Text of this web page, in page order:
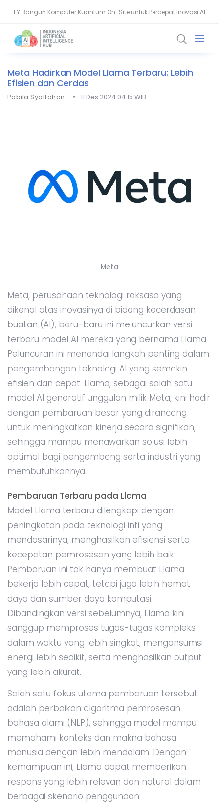
EY Bangun Komputer Kuantum On-Site untuk Percepat Inovasi AI
Aiven Dorong Sovereign AI untuk Perkuat Layanan Kesehatan RI
Meta Hadirkan Model Llama Terbaru: Lebih
Efisien dan Cerdas
Pabila Syaftahan • 11 Des 2024 04.15 WIB
Meta
Meta, perusahaan teknologi raksasa yang
dikenal atas inovasinya di bidang kecerdasan
buatan (AI), baru-baru ini meluncurkan versi
terbaru model AI mereka yang bernama Llama.
Peluncuran ini menandai langkah penting dalam
pengembangan teknologi AI yang semakin
efisien dan cepat. Llama, sebagai salah satu
model AI generatif unggulan milik Meta, kini hadir
dengan pembaruan besar yang dirancang
untuk meningkatkan kinerja secara signifikan,
sehingga mampu menawarkan solusi lebih
optimal bagi pengembang serta industri yang
membutuhkannya.
Pembaruan Terbaru pada Llama
Model Llama terbaru dilengkapi dengan
peningkatan pada teknologi inti yang
mendasarinya, menghasilkan efisiensi serta
kecepatan pemrosesan yang lebih baik.
Pembaruan ini tak hanya membuat Llama
bekerja lebih cepat, tetapi juga lebih hemat
daya dan sumber daya komputasi.
Dibandingkan versi sebelumnya, Llama kini
sanggup memproses tugas-tugas kompleks
dalam waktu yang lebih singkat, mengonsumsi
energi lebih sedikit, serta menghasilkan output
yang lebih akurat.
Salah satu fokus utama pembaruan tersebut
adalah perbaikan algoritma pemrosesan
bahasa alami (NLP), sehingga model mampu
memahami konteks dan makna bahasa
manusia dengan lebih mendalam. Dengan
kemampuan ini, Llama dapat memberikan
respons yang lebih relevan dan natural dalam
berbagai skenario penggunaan.